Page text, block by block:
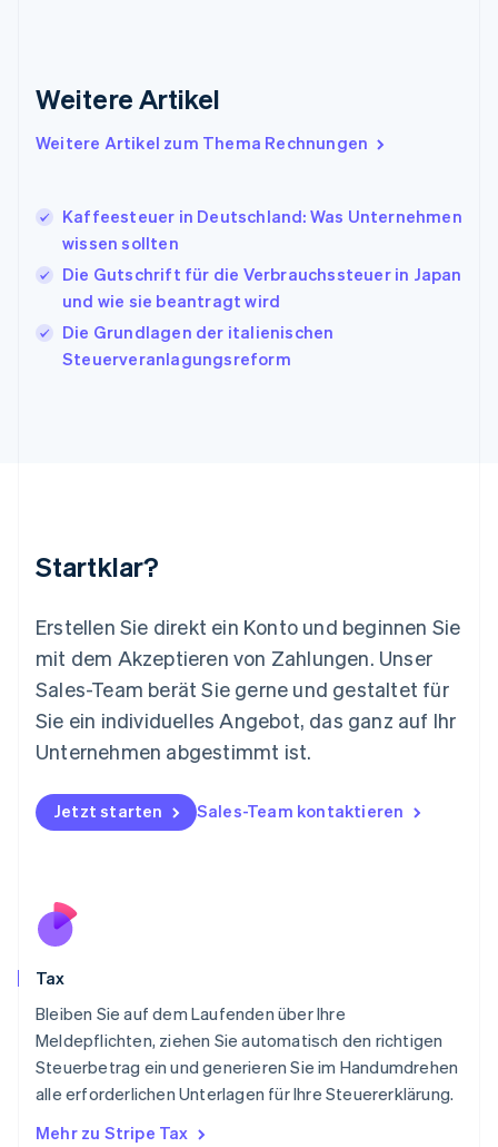
Weitere Artikel
Weitere Artikel zum Thema Rechnungen
Kaffeesteuer in Deutschland: Was Unternehmen
wissen sollten
Die Gutschrift für die Verbrauchssteuer in Japan
und wie sie beantragt wird
Die Grundlagen der italienischen
Steuerveranlagungsreform
Startklar?
Erstellen Sie direkt ein Konto und beginnen Sie
mit dem Akzeptieren von Zahlungen. Unser
Sales-Team berät Sie gerne und gestaltet für
Sie ein individuelles Angebot, das ganz auf Ihr
Unternehmen abgestimmt ist.
Jetzt starten Sales-Team kontaktieren
Tax
Bleiben Sie auf dem Laufenden über Ihre
Meldepflichten, ziehen Sie automatisch den richtigen
Steuerbetrag ein und generieren Sie im Handumdrehen
alle erforderlichen Unterlagen für Ihre Steuererklärung.
Mehr zu Stripe Tax
Indien
Irland
ItalianoEnglish
Japan
Kanada
EnglishFrançais
Kroatien
English
English简体中文
English
Mexiko
Español English
Neuseeland
English
NederlandsEnglish
English
Österreich
Portugal
Português
Schweden
Schweiz
DeutschFrançaisItalianoEnglish
Singapur
Slowakei